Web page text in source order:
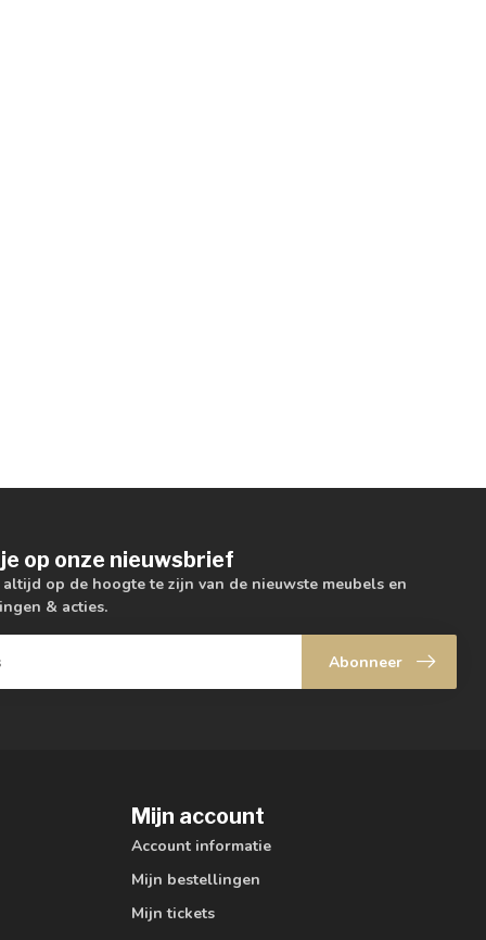
op onze nieuwsbrief
op de hoogte te zijn van de nieuwste meubels en
& acties.
Abonneer
Mijn account
Account informatie
Mijn bestellingen
Mijn tickets